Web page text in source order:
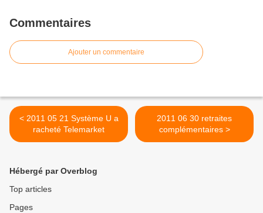
Commentaires
Ajouter un commentaire
< 2011 05 21 Système U a
racheté Telemarket
2011 06 30 retraites
complémentaires >
Hébergé par Overblog
Top articles
Pages